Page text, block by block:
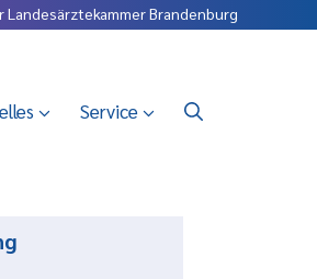
Brandenburg
Service